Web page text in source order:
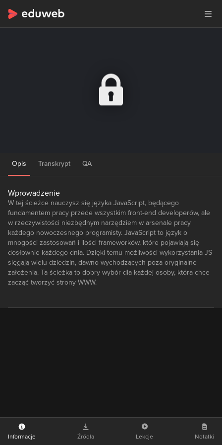
Opis Transkrypt QA
Wprowadzenie
W tej ścieżce nauczysz się języka JavaScript, będącego
fundamentem pracy przede wszystkim front-end developerów, ale
w rzeczywistości niezbędnym narzędziem w arsenale pracy
każdego nowoczesnego programisty. JavaScript to język o
mnogości zastosowań i ilości frameworków, które pojawiają się
dosłownie każdego dnia. Dzięki temu możliwości wykorzystania JS
sięgają wielu dziedzin, dawno wychodzących poza oryginalne
założenia. Ta ścieżka to dobry wybór dla każdej osoby, która chce
zacząć tworzyć strony WWW.
Informacje Źródła Lekcje Notatki